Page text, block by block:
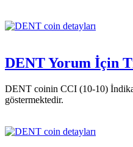
DENT Yorum İçin
DENT coinin CCI (10-10)
göstermektedir.